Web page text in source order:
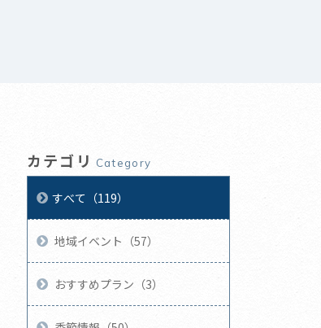
カテゴリ Category
すべて（119）
地域イベント（57）
おすすめプラン（3）